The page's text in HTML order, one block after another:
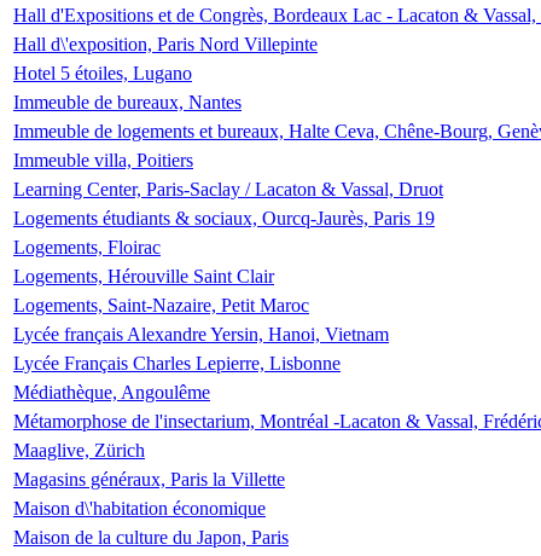
Hall d'Expositions et de Congrès, Bordeaux Lac - Lacaton &
Hall d\'exposition, Paris Nord Villepinte
Hotel 5 étoiles, Lugano
Immeuble de bureaux, Nantes
Immeuble de logements et bureaux, Halte Ceva, Chêne-Bourg,
Immeuble villa, Poitiers
Learning Center, Paris-Saclay / Lacaton & Vassal, Druot
Logements étudiants & sociaux, Ourcq-Jaurès, Paris 19
Logements, Floirac
Logements, Hérouville Saint Clair
Logements, Saint-Nazaire, Petit Maroc
Lycée français Alexandre Yersin, Hanoi, Vietnam
Lycée Français Charles Lepierre, Lisbonne
Médiathèque, Angoulême
Métamorphose de l'insectarium, Montréal -Lacaton & Vassal,
Maaglive, Zürich
Magasins généraux, Paris la Villette
Maison d\'habitation économique
Maison de la culture du Japon, Paris